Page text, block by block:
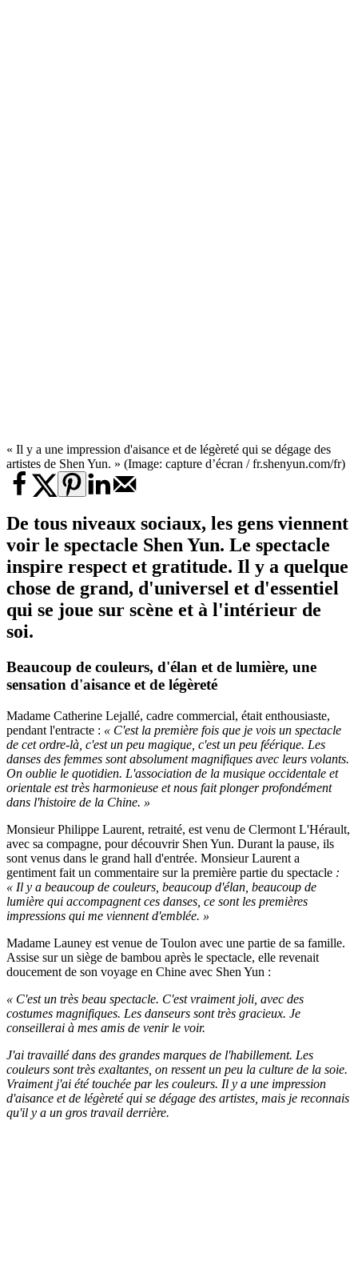
« Il y a une impression d'aisance et de légèreté qui se dégage des
artistes de Shen Yun. » (Image: capture d’écran / fr.shenyun.com/fr)
De tous niveaux sociaux, les gens viennent
voir le spectacle Shen Yun. Le spectacle
inspire respect et gratitude. Il y a quelque
chose de grand, d'universel et d'essentiel
qui se joue sur scène et à l'intérieur de
soi.
Beaucoup de couleurs, d'élan et de lumière, une
sensation d'aisance et de légèreté
Madame Catherine Lejallé, cadre commercial, était enthousiaste,
pendant l'entracte : « C'est la première fois que je vois un spectacle
de cet ordre-là, c'est un peu magique, c'est un peu féérique. Les
danses des femmes sont absolument magnifiques avec leurs volants.
On oublie le quotidien. L'association de la musique occidentale et
orientale est très harmonieuse et nous fait plonger profondément
dans l'histoire de la Chine. »
Monsieur Philippe Laurent, retraité, est venu de Clermont L'Hérault,
avec sa compagne, pour découvrir Shen Yun. Durant la pause, ils
sont venus dans le grand hall d'entrée. Monsieur Laurent a
gentiment fait un commentaire sur la première partie du spectacle :
« Il y a beaucoup de couleurs, beaucoup d'élan, beaucoup de
lumière qui accompagnent ces danses, ce sont les premières
impressions qui me viennent d'emblée. »
Madame Launey est venue de Toulon avec une partie de sa famille.
Assise sur un siège de bambou après le spectacle, elle revenait
doucement de son voyage en Chine avec Shen Yun :
« C'est un très beau spectacle. C'est vraiment joli, avec des
costumes magnifiques. Les danseurs sont très gracieux. Je
conseillerai à mes amis de venir le voir.
J'ai travaillé dans des grandes marques de l'habillement. Les
couleurs sont très exaltantes, on ressent un peu la culture de la soie.
Vraiment j'ai été touchée par les couleurs. Il y a une impression
d'aisance et de légèreté qui se dégage des artistes, mais je reconnais
qu'il y a un gros travail derrière.